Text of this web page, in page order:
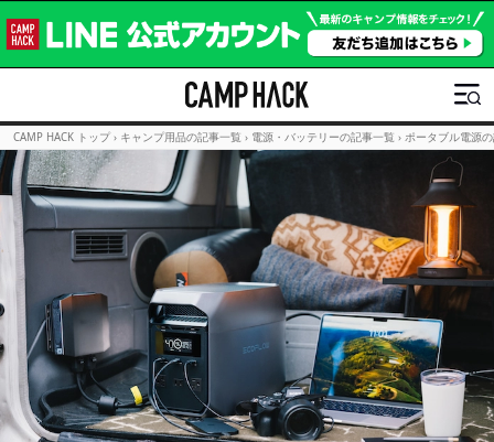
CAMP HACK トップ › キャンプ用品の記事一覧 › 電源・バッテリーの記事一覧 › ポータブル電源